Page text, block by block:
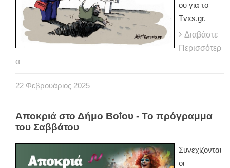
ου για το
Tvxs.gr.
Διαβάστε
Περισσότερ
α
22 Φεβρουάριος 2025
Αποκριά στο Δήμο Βοΐου - Το πρόγραμμα
του Σαββάτου
Συνεχίζονται
οι